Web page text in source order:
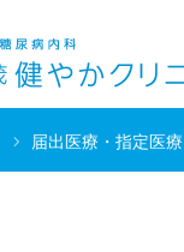
届出医療・指定医